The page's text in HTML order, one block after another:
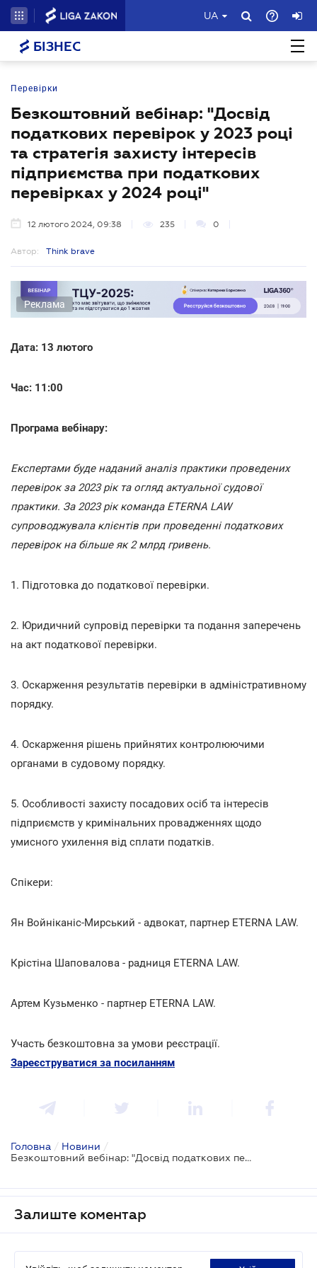
UA
БІЗНЕС
Перевірки
Безкоштовний вебінар: "Досвід
податкових перевірок у 2023 році
та стратегія захисту інтересів
підприємства при податкових
перевірках у 2024 році"
12 лютого 2024, 09:38 235 0
Автор: Think brave
Реклама
Дата: 13 лютого
Час: 11:00
Програма вебінару:
Експертами буде наданий аналіз практики проведених
перевірок за 2023 рік та огляд актуальної судової
практики. За 2023 рік команда ETERNA LAW
супроводжувала клієнтів при проведенні податкових
перевірок на більше як 2 млрд гривень.
1. Підготовка до податкової перевірки.
2. Юридичний супровід перевірки та подання заперечень
на акт податкової перевірки.
3. Оскарження результатів перевірки в адміністративному
порядку.
4. Оскарження рішень прийнятих контролюючими
органами в судовому порядку.
5. Особливості захисту посадових осіб та інтересів
підприємств у кримінальних провадженнях щодо
умисного ухилення від сплати податків.
Спікери:
Ян Войніканіс-Мирський - адвокат, партнер ETERNA LAW.
Крістіна Шаповалова - радниця ETERNA LAW.
Артем Кузьменко - партнер ETERNA LAW.
Участь безкоштовна за умови реєстрації.
Зареєструватися за посиланням
Головна / Новини /
Безкоштовний вебінар: "Досвід податкових перевірок у 2023 році та стратегія захисту інтересів підприємства при податкових перевірках у 2024 році"
Залиште коментар